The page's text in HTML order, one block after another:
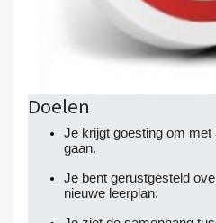
Doelen
Je krijgt goesting om met
gaan.
Je bent gerustgesteld
nieuwe leerplan.